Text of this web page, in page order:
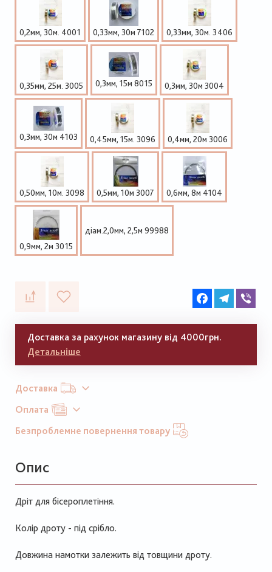
0,2мм, 30м. 4001 0,33мм, 30м 7102 0,33мм, 30м. 3406
0,35мм, 25м. 3005 0,3мм, 15м 8015 0,3мм, 30м 3004
0,3мм, 30м 4103 0,45мм, 15м. 3096 0,4мм, 20м 3006
0,50мм, 10м. 3098 0,5мм, 10м 3007 0,6мм, 8м 4104
0,9мм, 2м 3015
діам.2,0мм, 2,5м 99988
FacebookTelegram
Доставка за рахунок магазину від 4000грн.
Детальніше
Доставка
Оплата
Безпроблемне повернення товару
Опис
Дріт для бісероплетіння.
Колір дроту - під срібло.
Довжина намотки залежить від товщини дроту.